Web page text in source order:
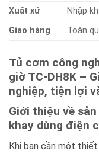
Xuất xứ
Nhập
Giao hàng
Toàn
Tủ cơm công
giờ TC-DH8K –
nghiệp, tiện lợi
Giới thiệu về
khay dùng điện
Khi bạn cần một